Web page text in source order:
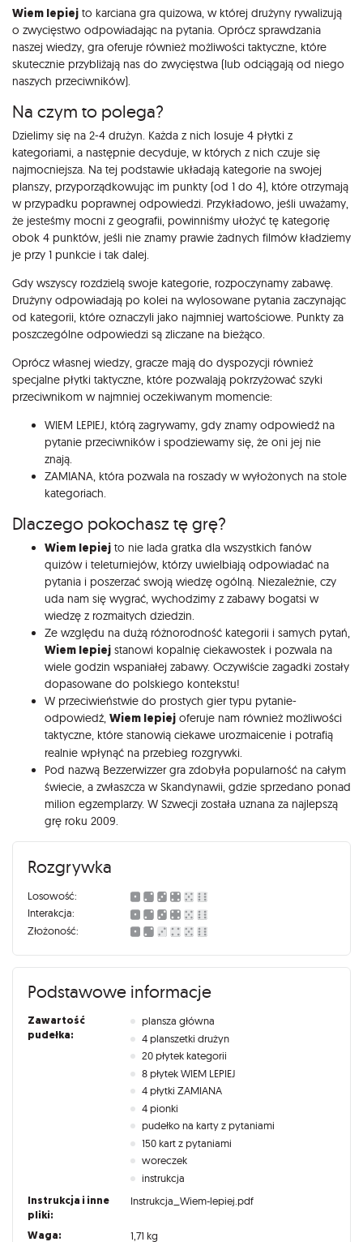
Wiem lepiej to karciana gra quizowa, w której drużyny rywalizują
o zwycięstwo odpowiadając na pytania. Oprócz sprawdzania
naszej wiedzy, gra oferuje również możliwości taktyczne, które
skutecznie przybliżają nas do zwycięstwa (lub odciągają od niego
naszych przeciwników).
Na czym to polega?
Dzielimy się na 2-4 drużyn. Każda z nich losuje 4 płytki z
kategoriami, a następnie decyduje, w których z nich czuje się
najmocniejsza. Na tej podstawie układają kategorie na swojej
planszy, przyporządkowując im punkty (od 1 do 4), które otrzymają
w przypadku poprawnej odpowiedzi. Przykładowo, jeśli uważamy,
że jesteśmy mocni z geografii, powinniśmy ułożyć tę kategorię
obok 4 punktów, jeśli nie znamy prawie żadnych filmów kładziemy
je przy 1 punkcie i tak dalej.
Gdy wszyscy rozdzielą swoje kategorie, rozpoczynamy zabawę.
Drużyny odpowiadają po kolei na wylosowane pytania zaczynając
od kategorii, które oznaczyli jako najmniej wartościowe. Punkty za
poszczególne odpowiedzi są zliczane na bieżąco.
Oprócz własnej wiedzy, gracze mają do dyspozycji również
specjalne płytki taktyczne, które pozwalają pokrzyżować szyki
przeciwnikom w najmniej oczekiwanym momencie:
WIEM LEPIEJ, którą zagrywamy, gdy znamy odpowiedź na
pytanie przeciwników i spodziewamy się, że oni jej nie
znają.
ZAMIANA, która pozwala na roszady w wyłożonych na stole
kategoriach.
Dlaczego pokochasz tę grę?
Wiem lepiej to nie lada gratka dla wszystkich fanów
quizów i teleturniejów, którzy uwielbiają odpowiadać na
pytania i poszerzać swoją wiedzę ogólną. Niezależnie, czy
uda nam się wygrać, wychodzimy z zabawy bogatsi w
wiedzę z rozmaitych dziedzin.
Ze względu na dużą różnorodność kategorii i samych pytań,
Wiem lepiej stanowi kopalnię ciekawostek i pozwala na
wiele godzin wspaniałej zabawy. Oczywiście zagadki zostały
dopasowane do polskiego kontekstu!
W przeciwieństwie do prostych gier typu pytanie-
odpowiedź, Wiem lepiej oferuje nam również możliwości
taktyczne, które stanowią ciekawe urozmaicenie i potrafią
realnie wpłynąć na przebieg rozgrywki.
Pod nazwą Bezzerwizzer gra zdobyła popularność na całym
świecie, a zwłaszcza w Skandynawii, gdzie sprzedano ponad
milion egzemplarzy. W Szwecji została uznana za najlepszą
grę roku 2009.
Rozgrywka
Losowość:
Interakcja:
Złożoność:
Podstawowe informacje
Zawartość
pudełka:
plansza główna
4 planszetki drużyn
20 płytek kategorii
8 płytek WIEM LEPIEJ
4 płytki ZAMIANA
4 pionki
pudełko na karty z pytaniami
150 kart z pytaniami
woreczek
instrukcja
Instrukcja i inne
pliki:
Instrukcja_Wiem-lepiej.pdf
Waga: 1,71 kg